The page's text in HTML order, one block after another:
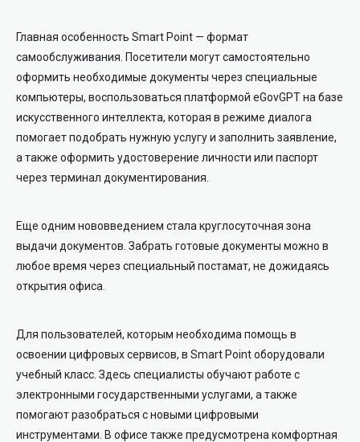
Главная особенность Smart Point — формат
самообслуживания. Посетители могут самостоятельно
оформить необходимые документы через специальные
компьютеры, воспользоваться платформой eGovGPT на базе
искусственного интеллекта, которая в режиме диалога
помогает подобрать нужную услугу и заполнить заявление,
а также оформить удостоверение личности или паспорт
через терминал документирования.
Еще одним нововведением стала круглосуточная зона
выдачи документов. Забрать готовые документы можно в
любое время через специальный постамат, не дожидаясь
открытия офиса.
Для пользователей, которым необходима помощь в
освоении цифровых сервисов, в Smart Point оборудовали
учебный класс. Здесь специалисты обучают работе с
электронными государственными услугами, а также
помогают разобраться с новыми цифровыми
инструментами. В офисе также предусмотрена комфортная